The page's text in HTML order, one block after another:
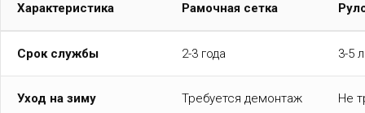
Характеристика Рамочная сетка
Срок службы 2-3 года 3-5
Уход на зиму Требуется демонтаж Не